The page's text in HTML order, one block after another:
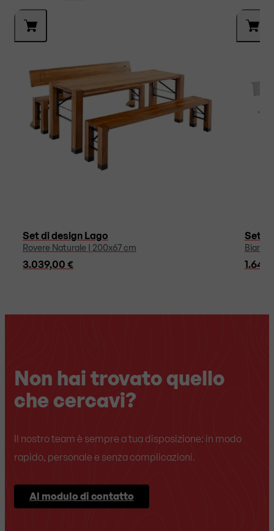
Set di design Lago
Rovere Naturale | 200x67 cm
3.039,00 €
Set di
Non hai trovato quello
che cercavi?
Il nostro team è sempre a tua disposizione: in modo
rapido, personale e senza complicazioni.
Al modulo di contatto